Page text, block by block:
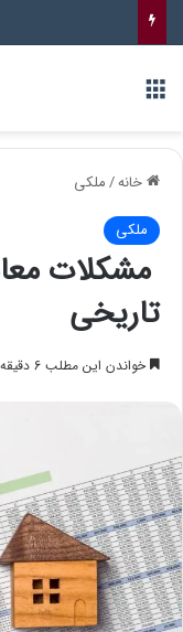
خانه/ملکی
ملکی
مشکلات
تاریخی
خواندن این مطلب 6 دقیقه زمان میبرد